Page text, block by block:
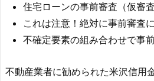
住宅ローンの事前審査（仮審
これは注意！絶対に事前審査
不確定要素の組み合わせで事
不動産業者に勧められた米沢信用